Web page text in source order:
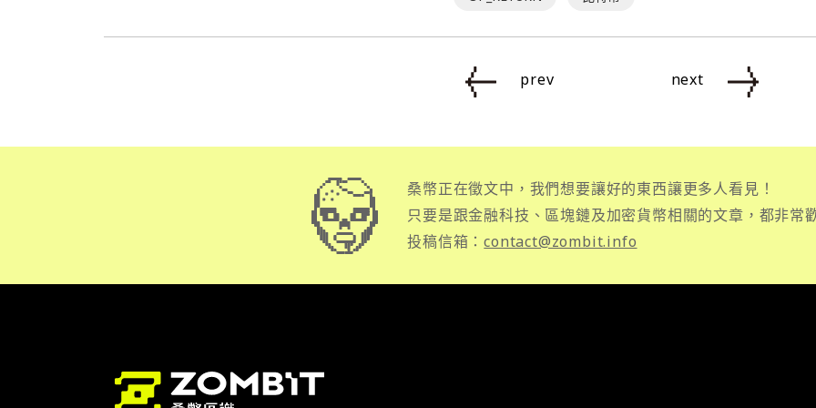
prev next
桑幣正在徵文中，我們想要讓好的東西讓更多人看見！
只要是跟金融科技、區塊鏈及加密貨幣相關的文章，都非常
投稿信箱：contact@zombit.info